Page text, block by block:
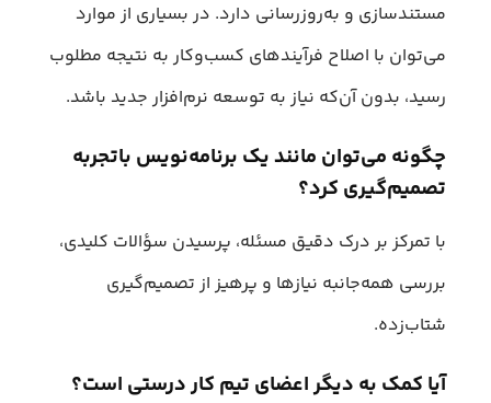
مستندسازی و به‌روزرسانی دارد. در بسیاری از موارد
می‌توان با اصلاح فرآیندهای کسب‌وکار به نتیجه مطلوب
رسید، بدون آن‌که نیاز به توسعه نرم‌افزار جدید باشد.
چگونه می‌توان مانند یک برنامه‌نویس باتجربه
تصمیم‌گیری کرد؟
با تمرکز بر درک دقیق مسئله، پرسیدن سؤالات کلیدی،
بررسی همه‌جانبه نیازها و پرهیز از تصمیم‌گیری
شتاب‌زده.
آیا کمک به دیگر اعضای تیم کار درستی است؟